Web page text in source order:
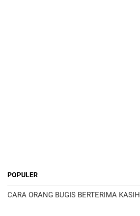
POPULER
CARA ORANG BUGIS BERTERIMA KASIH